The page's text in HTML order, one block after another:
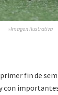
»Imagen ilustrativa
fin de